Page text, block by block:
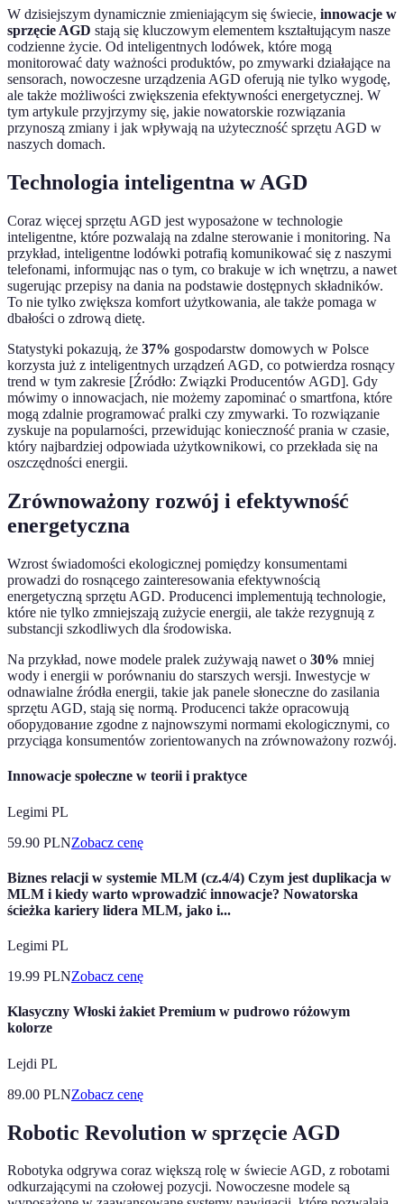
W dzisiejszym dynamicznie zmieniającym się świecie, innowacje w
sprzęcie AGD stają się kluczowym elementem kształtującym nasze
codzienne życie. Od inteligentnych lodówek, które mogą
monitorować daty ważności produktów, po zmywarki działające na
sensorach, nowoczesne urządzenia AGD oferują nie tylko wygodę,
ale także możliwości zwiększenia efektywności energetycznej. W
tym artykule przyjrzymy się, jakie nowatorskie rozwiązania
przynoszą zmiany i jak wpływają na użyteczność sprzętu AGD w
naszych domach.
Technologia inteligentna w AGD
Coraz więcej sprzętu AGD jest wyposażone w technologie
inteligentne, które pozwalają na zdalne sterowanie i monitoring. Na
przykład, inteligentne lodówki potrafią komunikować się z naszymi
telefonami, informując nas o tym, co brakuje w ich wnętrzu, a nawet
sugerując przepisy na dania na podstawie dostępnych składników.
To nie tylko zwiększa komfort użytkowania, ale także pomaga w
dbałości o zdrową dietę.
Statystyki pokazują, że 37% gospodarstw domowych w Polsce
korzysta już z inteligentnych urządzeń AGD, co potwierdza rosnący
trend w tym zakresie [Źródło: Związki Producentów AGD]. Gdy
mówimy o innowacjach, nie możemy zapominać o smartfona, które
mogą zdalnie programować pralki czy zmywarki. To rozwiązanie
zyskuje na popularności, przewidując konieczność prania w czasie,
który najbardziej odpowiada użytkownikowi, co przekłada się na
oszczędności energii.
Zrównoważony rozwój i efektywność
energetyczna
Wzrost świadomości ekologicznej pomiędzy konsumentami
prowadzi do rosnącego zainteresowania efektywnością
energetyczną sprzętu AGD. Producenci implementują technologie,
które nie tylko zmniejszają zużycie energii, ale także rezygnują z
substancji szkodliwych dla środowiska.
Na przykład, nowe modele pralek zużywają nawet o 30% mniej
wody i energii w porównaniu do starszych wersji. Inwestycje w
odnawialne źródła energii, takie jak panele słoneczne do zasilania
sprzętu AGD, stają się normą. Producenci także opracowują
оборудование zgodne z najnowszymi normami ekologicznymi, co
przyciąga konsumentów zorientowanych na zrównoważony rozwój.
Innowacje społeczne w teorii i praktyce
Legimi PL
59.90 PLNZobacz cenę
Biznes relacji w systemie MLM (cz.4/4) Czym jest duplikacja w
MLM i kiedy warto wprowadzić innowacje? Nowatorska
ścieżka kariery lidera MLM, jako i...
Legimi PL
19.99 PLNZobacz cenę
Klasyczny Włoski żakiet Premium w pudrowo różowym
kolorze
Lejdi PL
89.00 PLNZobacz cenę
Robotic Revolution w sprzęcie AGD
Robotyka odgrywa coraz większą rolę w świecie AGD, z robotami
odkurzającymi na czołowej pozycji. Nowoczesne modele są